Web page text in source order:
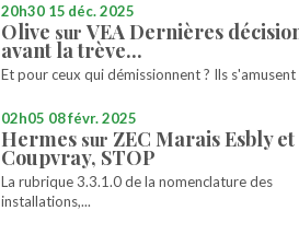
20h30 15 déc. 2025
Olive sur VEA Dernières
avant la trève...
Et pour ceux qui démissionnent ? Ils s'amusent
02h05 08févr. 2025
Hermes sur ZEC Marais Esbly et
Coupvray, STOP
La rubrique 3.3.1.0 de la nomenclature des
installations,...